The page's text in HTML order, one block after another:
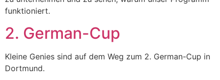
funktioniert.
2. German-Cup
Kleine Genies sind auf dem Weg zum 2. German-Cup in
Dortmund.